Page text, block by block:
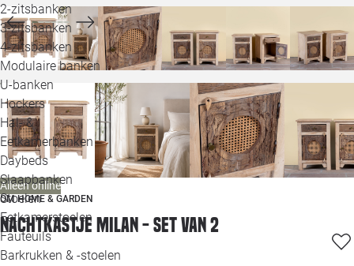
2-zitsbanken
3-zitsbanken
4-zitsbanken
Modulaire banken
U-banken
Hockers
Hal- &
Eetkamerbanken
Daybeds
Slaapbanken
Stoelen
Eetkamerstoelen
Fauteuils
Barkrukken & -stoelen
Alleen online
OM HOME & GARDEN
Nachtkastje Milan - set van 2